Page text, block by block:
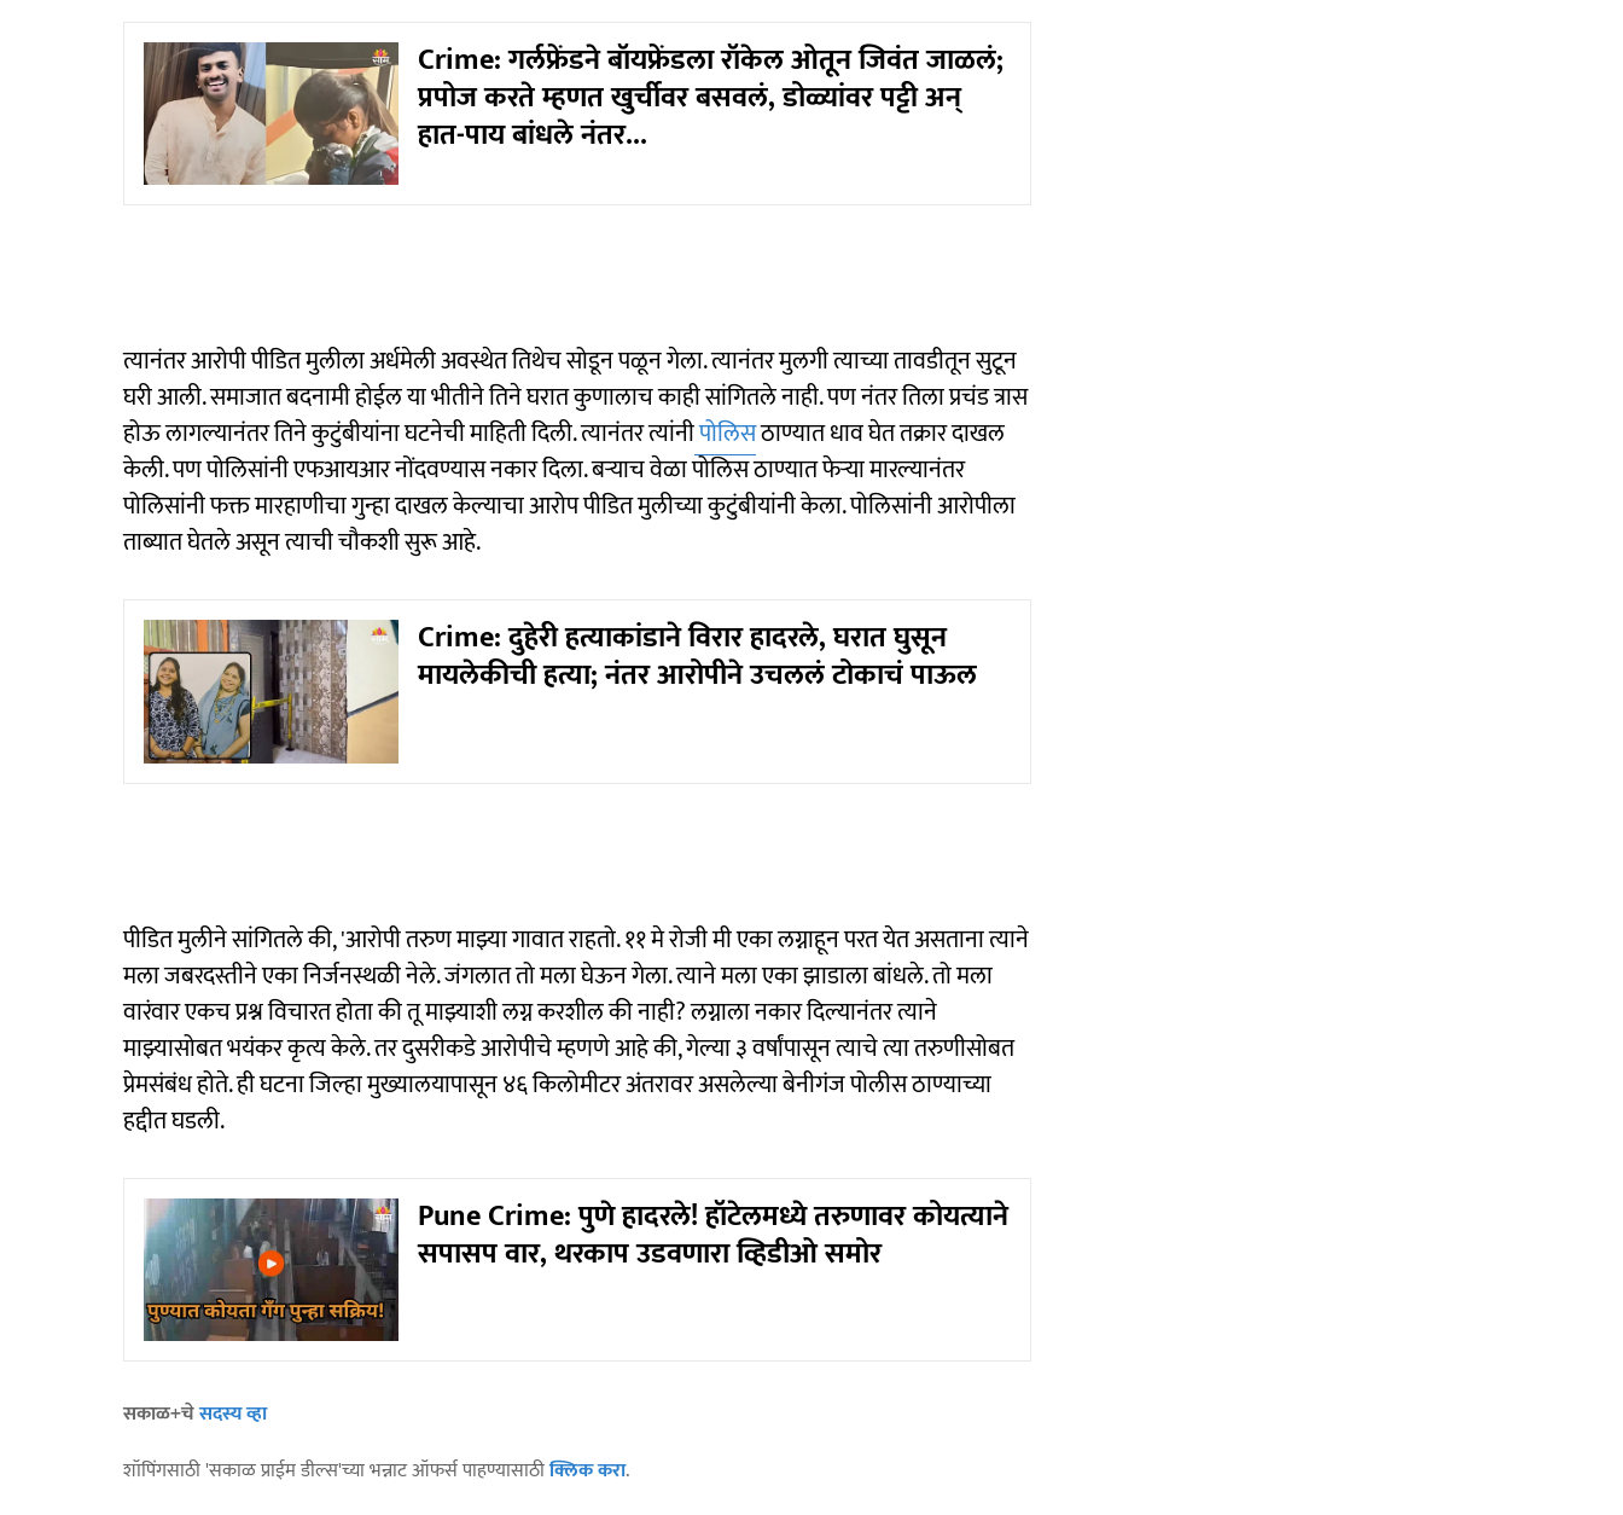
Crime: गर्लफ्रेंडने बॉयफ्रेंडला रॉकेल ओतून जिवंत जाळलं;
प्रपोज करते म्हणत खुर्चीवर बसवलं, डोळ्यांवर पट्टी अन्
हात-पाय बांधले नंतर...
त्यानंतर आरोपी पीडित मुलीला अर्धमेली अवस्थेत तिथेच सोडून पळून गेला. त्यानंतर मुलगी त्याच्या तावडीतून सुटून
घरी आली. समाजात बदनामी होईल या भीतीने तिने घरात कुणालाच काही सांगितले नाही. पण नंतर तिला प्रचंड त्रास
होऊ लागल्यानंतर तिने कुटुंबीयांना घटनेची माहिती दिली. त्यानंतर त्यांनीपोलिसठाण्यात धाव घेत तक्रार दाखल
केली. पण पोलिसांनी एफआयआर नोंदवण्यास नकार दिला. बऱ्याच वेळा पोलिस ठाण्यात फेऱ्या मारल्यानंतर
पोलिसांनी फक्त मारहाणीचा गुन्हा दाखल केल्याचा आरोप पीडित मुलीच्या कुटुंबीयांनी केला. पोलिसांनी आरोपीला
ताब्यात घेतले असून त्याची चौकशी सुरू आहे.
Crime: दुहेरी हत्याकांडाने विरार हादरले, घरात घुसून
मायलेकीची हत्या; नंतर आरोपीने उचललं टोकाचं पाऊल
पीडित मुलीने सांगितले की, 'आरोपी तरुण माझ्या गावात राहतो. ११ मे रोजी मी एका लग्नाहून परत येत असताना त्याने
मला जबरदस्तीने एका निर्जनस्थळी नेले. जंगलात तो मला घेऊन गेला. त्याने मला एका झाडाला बांधले. तो मला
वारंवार एकच प्रश्न विचारत होता की तू माझ्याशी लग्न करशील की नाही? लग्नाला नकार दिल्यानंतर त्याने
माझ्यासोबत भयंकर कृत्य केले. तर दुसरीकडे आरोपीचे म्हणणे आहे की, गेल्या ३ वर्षांपासून त्याचे त्या तरुणीसोबत
प्रेमसंबंध होते. ही घटना जिल्हा मुख्यालयापासून ४६ किलोमीटर अंतरावर असलेल्या बेनीगंज पोलीस ठाण्याच्या
हद्दीत घडली.
Pune Crime: पुणे हादरले! हॉटेलमध्ये तरुणावर कोयत्याने
सपासप वार, थरकाप उडवणारा व्हिडीओ समोर
सकाळ+चेसदस्य व्हा
शॉपिंगसाठी 'सकाळ प्राईम डील्स'च्या भन्नाट ऑफर्स पाहण्यासाठीक्लिक करा.